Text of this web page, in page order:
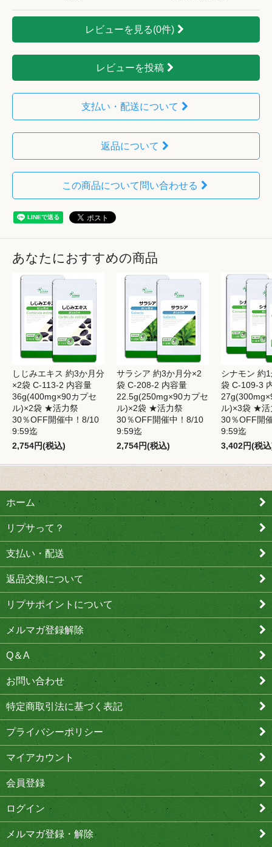
レビューを見る(0件)
レビューを投稿
支払い・配送について
返品について
この商品について問い合わせる
あなたにおすすめの商品
しじみエキス 約3か月分
×2袋 C-113-2 内容量
36g(400mg×90カプセ
ル)×2袋 ★活力祭
30％OFF開催中！8/10
9:59迄
2,754円(税込)
サラシア 約3か月分×2
袋 C-208-2 内容量
22.5g(250mg×90カプセ
ル)×2袋 ★活力祭
30％OFF開催中！8/10
9:59迄
2,754円(税込)
シナモン 約
袋 C-109-3
ル)×3袋 ★活
30％OFF開
9:59迄
3,402円(税
ホーム
リプサって？
支払い・配送
返品交換について
リプサポイントについて
メルマガ登録解除
Q＆A
お問い合わせ
特定商取引法に基づく表記
プライバシーポリシー
マイアカウント
会員登録
ログイン
メルマガ登録・解除